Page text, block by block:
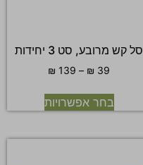
סל קש מרובע, סט 3 יחידות
₪ 39
–
₪ 139
בחר אפשרויות